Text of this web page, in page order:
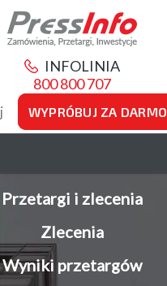
INFOLINIA
800 800 707
WYPRÓBUJ ZA DARMO
Przetargi i zlecenia
Zlecenia
Wyniki przetargów